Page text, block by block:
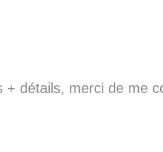
détails, merci de me